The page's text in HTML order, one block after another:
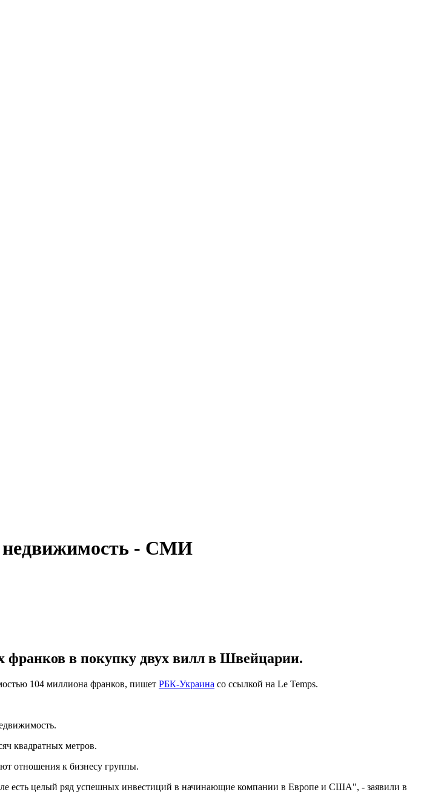
недвижимость - СМИ
франков в покупку двух вилл в Швейцарии.
104 миллиона франков, пишет РБК-Украина со ссылкой на Le Temps.
квадратных метров.
отношения к бизнесу группы.
есть целый ряд успешных инвестиций в начинающие компании в Европе и США", - заявили в